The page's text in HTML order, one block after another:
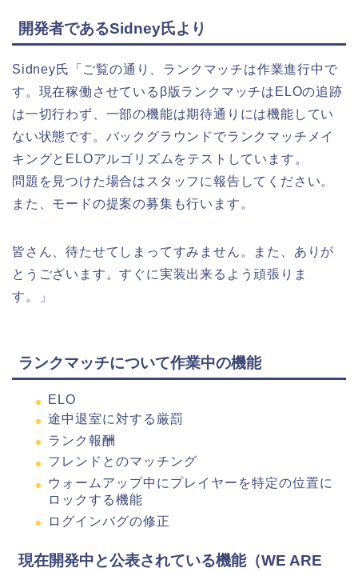
開発者であるSidney氏より
Sidney氏「ご覧の通り、ランクマッチは作業進行中で
す。現在稼働させているβ版ランクマッチはELOの追跡
は一切行わず、一部の機能は期待通りには機能してい
ない状態です。バックグラウンドでランクマッチメイ
キングとELOアルゴリズムをテストしています。
問題を見つけた場合はスタッフに報告してください。
また、モードの提案の募集も行います。
皆さん、待たせてしまってすみません。また、ありが
とうございます。すぐに実装出来るよう頑張りま
す。」
ランクマッチについて作業中の機能
ELO
途中退室に対する厳罰
ランク報酬
フレンドとのマッチング
ウォームアップ中にプレイヤーを特定の位置に
ロックする機能
ログインバグの修正
現在開発中と公表されている機能（WE ARE